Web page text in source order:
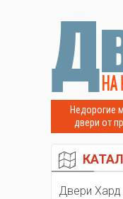
Недорогие
двери от
Двери